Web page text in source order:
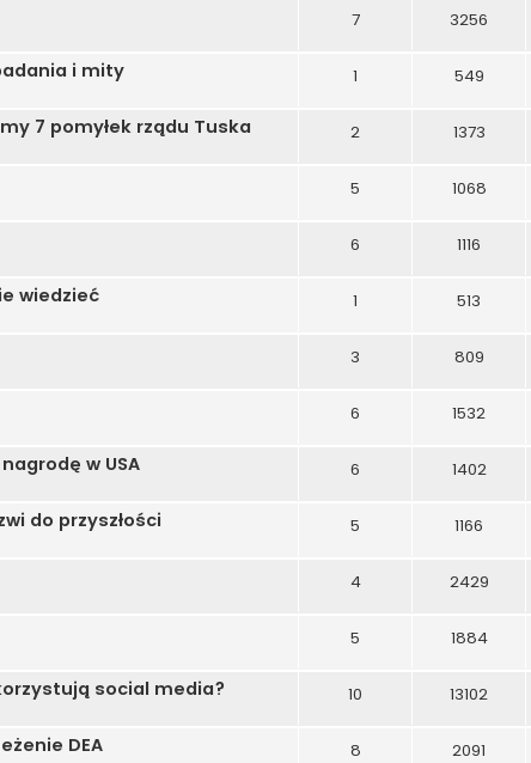
7 3256
i mity 1 549
7 pomyłek rządu Tuska 2 1373
5 1068
6 1116
wiedzieć 1 513
3 809
6 1532
w USA 6 1402
do przyszłości 5 1166
4 2429
5 1884
social media? 10 13102
DEA 8 2091